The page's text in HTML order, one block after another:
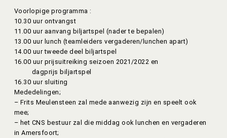
Voorlopige programma :
10.30 uur ontvangst
11.00 uur aanvang biljartspel (nader te bepalen)
13.00 uur lunch (teamleiders vergaderen/lunchen apart)
14.00 uur tweede deel biljartspel
16.00 uur prijsuitreiking seizoen 2021/2022 en
dagprijs biljartspel
16.30 uur sluiting
Mededelingen;
– Frits Meulensteen zal mede aanwezig zijn en speelt ook
mee;
– het CNS bestuur zal die middag ook lunchen en vergaderen
in Amersfoort;